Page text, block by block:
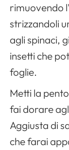
rimuovendo
strizzandoli
agli spinaci,
insetti che
foglie.
Metti la
fai dorare
Aggiusta di
che farai